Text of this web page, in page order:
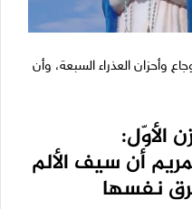
وأحزان العذراء السبعة، وأن
الأوّل:
أن سيف الألم
نفسها